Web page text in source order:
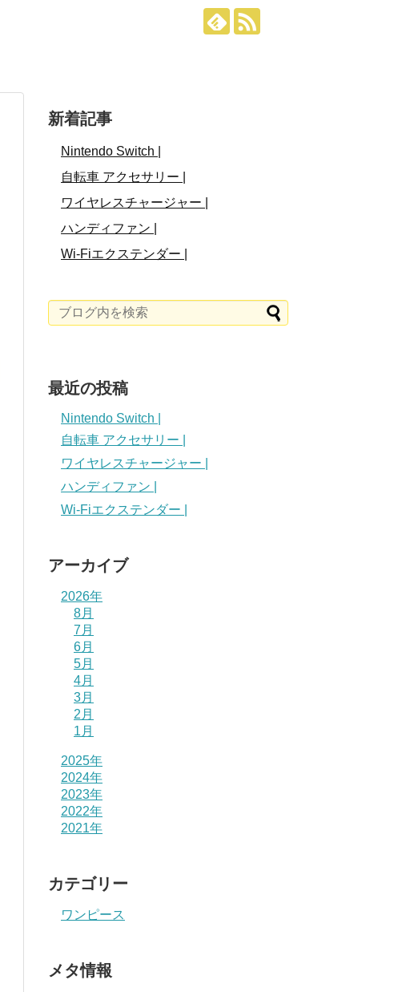
新着記事
Nintendo Switch |
自転車 アクセサリー |
ワイヤレスチャージャー |
ハンディファン |
Wi-Fiエクステンダー |
最近の投稿
Nintendo Switch |
自転車 アクセサリー |
ワイヤレスチャージャー |
ハンディファン |
Wi-Fiエクステンダー |
アーカイブ
2026年
8月
7月
6月
5月
4月
3月
2月
1月
2025年
2024年
2023年
2022年
2021年
カテゴリー
ワンピース
メタ情報